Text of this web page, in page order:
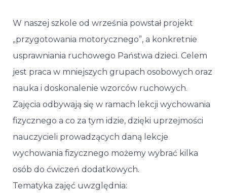
W naszej szkole od września powstał projekt
„przygotowania motorycznego”, a konkretnie
usprawniania ruchowego Państwa dzieci. Celem
jest praca w mniejszych grupach osobowych oraz
nauka i doskonalenie wzorców ruchowych.
Zajęcia odbywają się w ramach lekcji wychowania
fizycznego a co za tym idzie, dzięki uprzejmości
nauczycieli prowadzących daną lekcje
wychowania fizycznego możemy wybrać kilka
osób do ćwiczeń dodatkowych.
Tematyka zajęć uwzględnia: